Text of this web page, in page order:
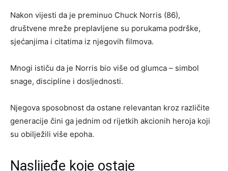
Nakon vijesti da je preminuo Chuck Norris (86),
društvene mreže preplavljene su porukama podrške,
sjećanjima i citatima iz njegovih filmova.
Mnogi ističu da je Norris bio više od glumca – simbol
snage, discipline i dosljednosti.
Njegova sposobnost da ostane relevantan kroz različite
generacije čini ga jednim od rijetkih akcionih heroja koji
su obilježili više epoha.
Naslijeđe koje ostaje